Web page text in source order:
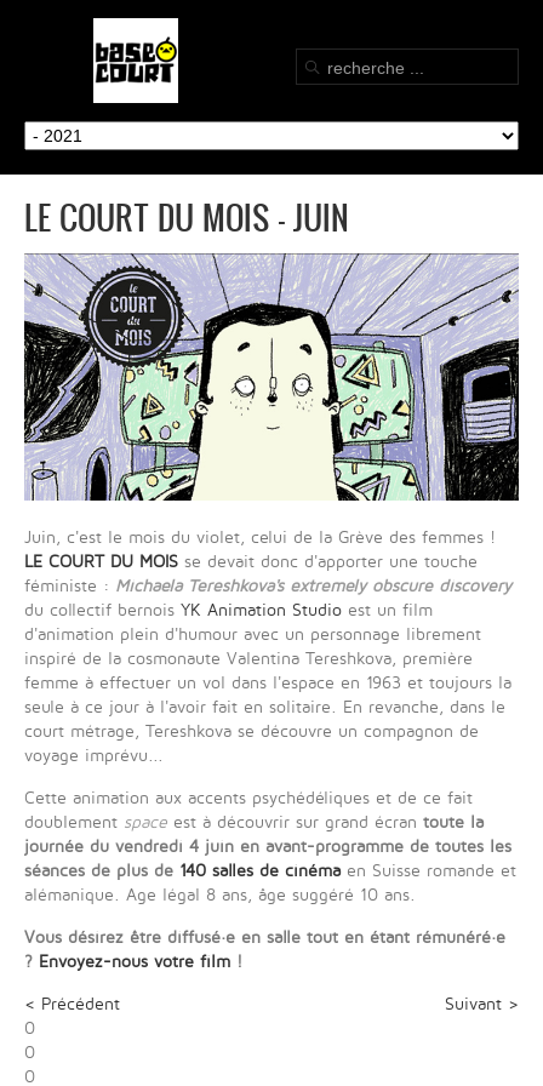
LE COURT DU MOIS - JUIN
Juin, c'est le mois du violet, celui de la Grève des femmes !
LE COURT DU MOIS se devait donc d'apporter une touche
féministe : Michaela Tereshkova's extremely obscure discovery
du collectif bernois YK Animation Studio est un film
d'animation plein d'humour avec un personnage librement
inspiré de la cosmonaute Valentina Tereshkova, première
femme à effectuer un vol dans l'espace en 1963 et toujours la
seule à ce jour à l'avoir fait en solitaire. En revanche, dans le
court métrage, Tereshkova se découvre un compagnon de
voyage imprévu...
Cette animation aux accents psychédéliques et de ce fait
doublement space est à découvrir sur grand écran toute la
journée du vendredi 4 juin en avant-programme de toutes les
séances de plus de 140 salles de cinémaen Suisse romande et
alémanique. Age légal 8 ans, âge suggéré 10 ans.
Vous désirez être diffusé·e en salle tout en étant rémunéré·e
? Envoyez-nous votre film !
< Précédent
Suivant >
0
0
0